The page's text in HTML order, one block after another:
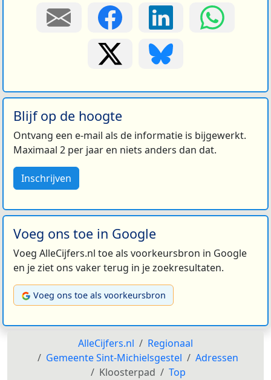
Blijf op de hoogte
Ontvang een e-mail als de informatie is bijgewerkt.
Maximaal 2 per jaar en niets anders dan dat.
Inschrijven
Voeg ons toe in Google
Voeg AlleCijfers.nl toe als voorkeursbron in Google
en je ziet ons vaker terug in je zoekresultaten.
Voeg ons toe als voorkeursbron
AlleCijfers.nl
Regionaal
Gemeente Sint-Michielsgestel
Adressen
Kloosterpad
Top